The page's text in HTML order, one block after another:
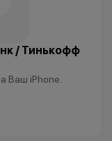
/ Тинькофф
Ваш iPhone.